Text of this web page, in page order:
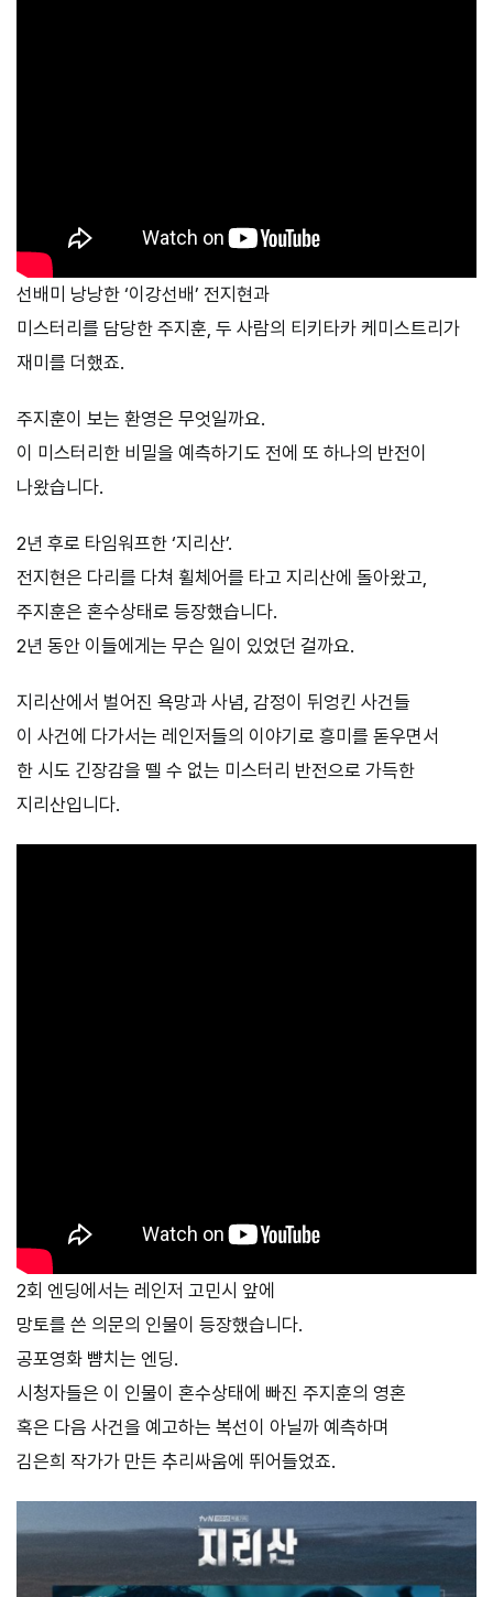
선배미 낭낭한 ‘이강선배’ 전지현과
미스터리를 담당한 주지훈, 두 사람의 티키타카 케미스트리가
재미를 더했죠.
주지훈이 보는 환영은 무엇일까요.
이 미스터리한 비밀을 예측하기도 전에 또 하나의 반전이
나왔습니다.
2년 후로 타임워프한 ‘지리산’.
전지현은 다리를 다쳐 휠체어를 타고 지리산에 돌아왔고,
주지훈은 혼수상태로 등장했습니다.
2년 동안 이들에게는 무슨 일이 있었던 걸까요.
지리산에서 벌어진 욕망과 사념, 감정이 뒤엉킨 사건들
이 사건에 다가서는 레인저들의 이야기로 흥미를 돋우면서
한 시도 긴장감을 뗄 수 없는 미스터리 반전으로 가득한
지리산입니다.
2회 엔딩에서는 레인저 고민시 앞에
망토를 쓴 의문의 인물이 등장했습니다.
공포영화 뺨치는 엔딩.
시청자들은 이 인물이 혼수상태에 빠진 주지훈의 영혼
혹은 다음 사건을 예고하는 복선이 아닐까 예측하며
김은희 작가가 만든 추리싸움에 뛰어들었죠.